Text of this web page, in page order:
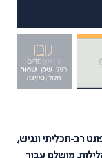
רב-תכליתי ונגיש,